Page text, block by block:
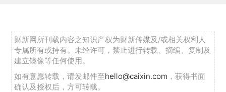
财新网所刊载内容之知识产权为财新传媒及/或相关权利人
专属所有或持有。未经许可，禁止进行转载、摘编、复制及
建立镜像等任何使用。
如有意愿转载，请发邮件至hello@caixin.com ，获得书面
确认及授权后，方可转载。